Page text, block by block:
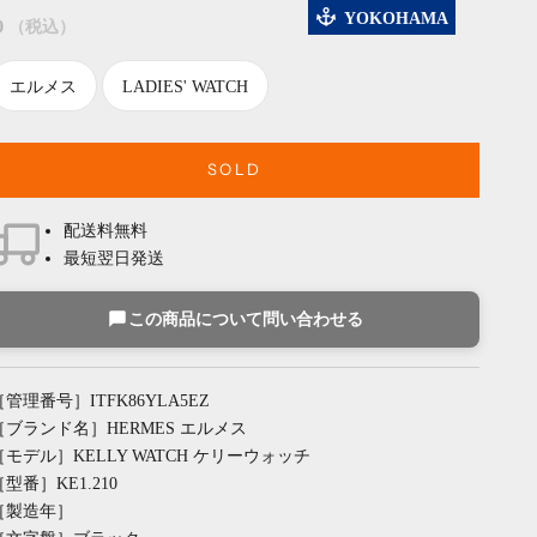
ール価格
（税込） YOKOHAMA
エルメス LADIES' WATCH
SOLD
配送料無料
最短翌日発送
この商品について問い合わせる
管理番号］ITFK86YLA5EZ
ブランド名］HERMES エルメス
モデル］KELLY WATCH ケリーウォッチ
型番］KE1.210
製造年］